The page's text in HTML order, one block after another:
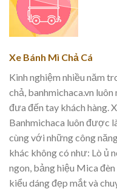
Xe Bánh Mì Chả Cá
Kinh nghiệm nhiều năm
chả, banhmichaca.vn
đưa đến tay khách hàng.
Banhmichaca luôn được
cùng với những công
khác không có như: Lò ủ
ngon, bảng hiệu Mica
kiểu dáng đẹp mắt và